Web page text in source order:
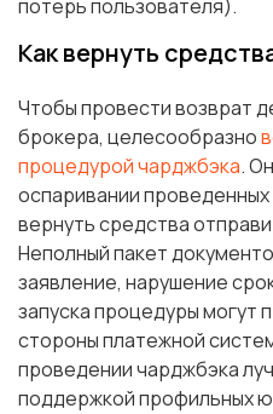
потерь пользователя).
Как вернуть
Чтобы провести возврат
брокера, целесообразно
процедурой чарджбэка.
оспаривании
вернуть средства
Неполный пакет
заявление, нарушение
запуска процедуры могут
стороны платежной
проведении чарджбэка
поддержкой профильных